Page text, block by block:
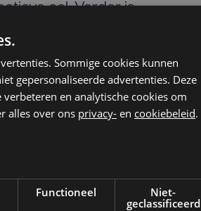
cel. Verder is
is het wagenpark
Sommige cookies kunnen
gepersonaliseerde advertenties. Deze
en analytische cookies om
alles over ons privacy- en cookiebeleid.
Functioneel
Niet-
geclassificeerd